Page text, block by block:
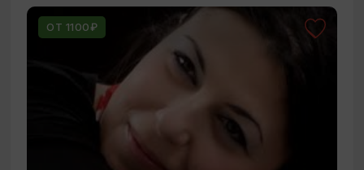
ОТ 1100₽